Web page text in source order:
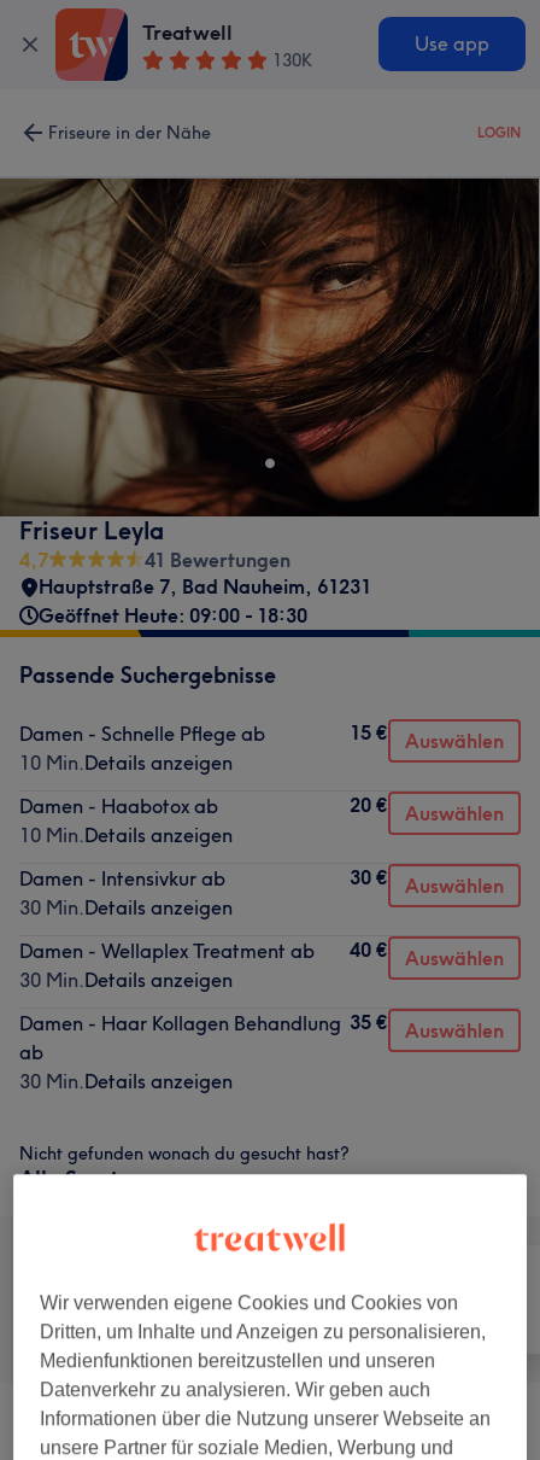
Treatwell
130K
Use app
Friseure in der Nähe LOGIN
Friseur Leyla
4,7
41 Bewertungen
Hauptstraße 7, Bad Nauheim, 61231
Geöffnet Heute: 09:00 - 18:30
Passende Suchergebnisse
Damen - Schnelle Pflege ab
10 Min.Details anzeigen
15 € Auswählen
Damen - Haabotox ab
10 Min.Details anzeigen
20 € Auswählen
Damen - Intensivkur ab
30 Min.Details anzeigen
30 € Auswählen
Damen - Wellaplex Treatment ab
30 Min.Details anzeigen
40 € Auswählen
Damen - Haar Kollagen Behandlung
ab
30 Min.Details anzeigen
35 € Auswählen
Nicht gefunden wonach du gesucht hast?
Alle Services
Damen - Farbe & Coloration (14 ) ab 60 €
Wir verwenden eigene Cookies und Cookies von
Dritten, um Inhalte und Anzeigen zu personalisieren,
Medienfunktionen bereitzustellen und unseren
Datenverkehr zu analysieren. Wir geben auch
Informationen über die Nutzung unserer Webseite an
unsere Partner für soziale Medien, Werbung und